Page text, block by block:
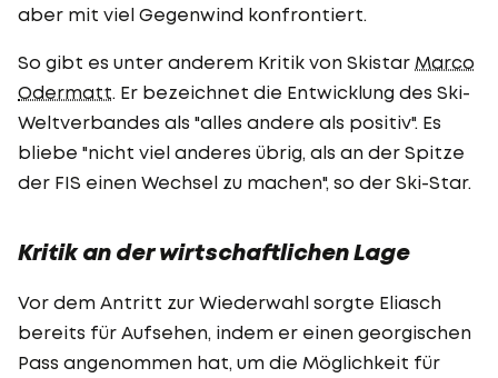
aber mit viel Gegenwind konfrontiert.
So gibt es unter anderem Kritik von Skistar Marco
Odermatt. Er bezeichnet die Entwicklung des Ski-
Weltverbandes als "alles andere als positiv". Es
bliebe "nicht viel anderes übrig, als an der Spitze
der FIS einen Wechsel zu machen", so der Ski-Star.
Kritik an der wirtschaftlichen Lage
Vor dem Antritt zur Wiederwahl sorgte Eliasch
bereits für Aufsehen, indem er einen georgischen
Pass angenommen hat, um die Möglichkeit für